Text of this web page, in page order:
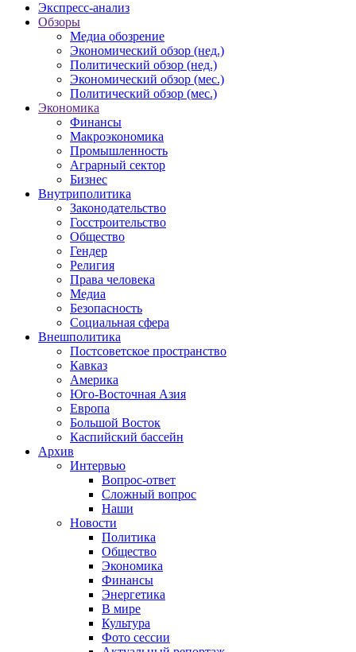
Экспресс-анализ
Обзоры
Медиа обозрение
Экономический обзор (нед.)
Политический обзор (нед.)
Экономический обзор (мес.)
Политический обзор (мес.)
Экономика
Финансы
Макроэкономика
Промышленность
Аграрный сектор
Бизнес
Внутриполитика
Законодательство
Госстроительство
Общество
Гендер
Религия
Права человека
Медиа
Безопасность
Социальная сфера
Внешполитика
Постсоветское пространство
Кавказ
Америка
Юго-Восточная Азия
Европа
Большой Восток
Каспийский бассейн
Архив
Интервью
Вопрос-ответ
Сложный вопрос
Наши
Новости
Политика
Общество
Экономика
Финансы
Энергетика
В мире
Культура
Фото сессии